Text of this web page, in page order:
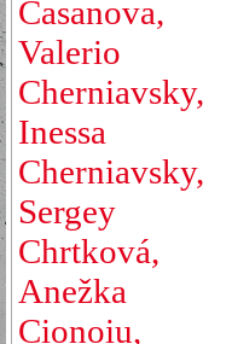
Casanova,
Valerio
Cherniavsky,
Inessa
Cherniavsky,
Sergey
Chrtková,
Anežka
Cionoiu,